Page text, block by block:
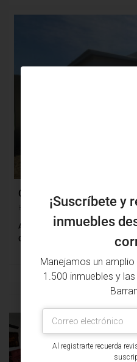
Casa Venta, Bajo Ostion,
Bajo Ostion, Tubará, Atlántico,
Alcobas: 3 Baños: 2
m²: 240
Casa
PROPIEDAD
ANTERIOR
¡Suscríbete y
inmuebles
Manejamos un
1.500 inmuebles y
Al registrarte recuerda